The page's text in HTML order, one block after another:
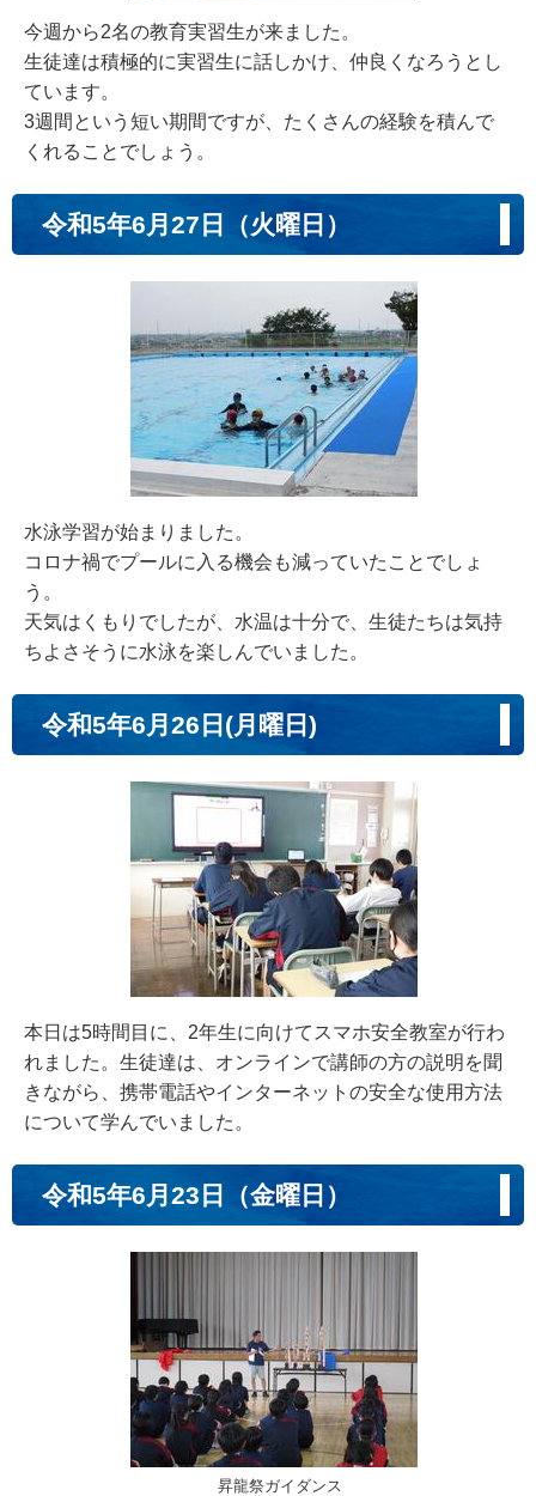
今週から2名の教育実習生が来ました。
生徒達は積極的に実習生に話しかけ、仲良くなろうとし
ています。
3週間という短い期間ですが、たくさんの経験を積んで
くれることでしょう。
令和5年6月27日（火曜日）
水泳学習が始まりました。
コロナ禍でプールに入る機会も減っていたことでしょ
う。
天気はくもりでしたが、水温は十分で、生徒たちは気持
ちよさそうに水泳を楽しんでいました。
令和5年6月26日(月曜日)
本日は5時間目に、2年生に向けてスマホ安全教室が行わ
れました。生徒達は、オンラインで講師の方の説明を聞
きながら、携帯電話やインターネットの安全な使用方法
について学んでいました。
令和5年6月23日（金曜日）
昇龍祭ガイダンス